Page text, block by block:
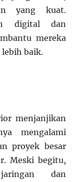
yang kuat.
digital dan
mereka
lebih baik.
menjanjikan
mengalami
proyek besar
Meski begitu,
dan